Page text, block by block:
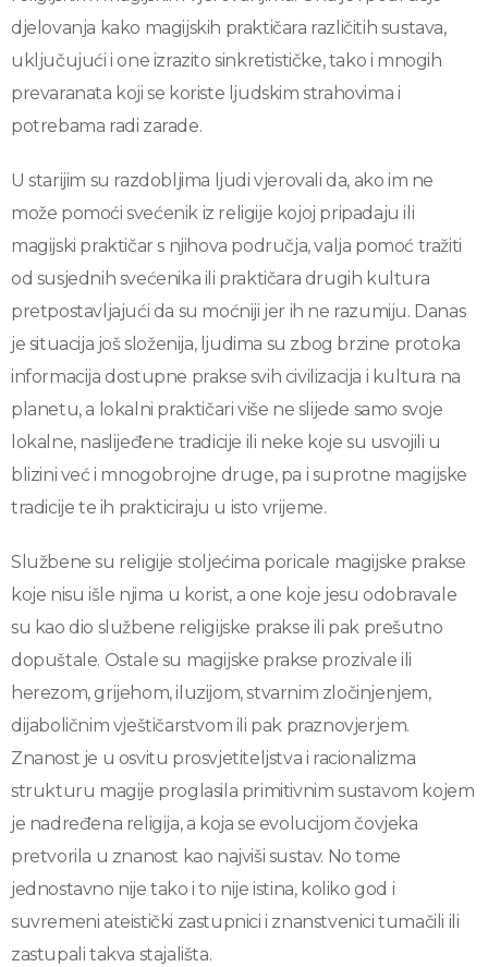
djelovanja kako magijskih praktičara različitih sustava,
uključujući i one izrazito sinkretističke, tako i mnogih
prevaranata koji se koriste ljudskim strahovima i
potrebama radi zarade.
U starijim su razdobljima ljudi vjerovali da, ako im ne
može pomoći svećenik iz religije kojoj pripadaju ili
magijski praktičar s njihova područja, valja pomoć tražiti
od susjednih svećenika ili praktičara drugih kultura
pretpostavljajući da su moćniji jer ih ne razumiju. Danas
je situacija još složenija, ljudima su zbog brzine protoka
informacija dostupne prakse svih civilizacija i kultura na
planetu, a lokalni praktičari više ne slijede samo svoje
lokalne, naslijeđene tradicije ili neke koje su usvojili u
blizini već i mnogobrojne druge, pa i suprotne magijske
tradicije te ih prakticiraju u isto vrijeme.
Službene su religije stoljećima poricale magijske prakse
koje nisu išle njima u korist, a one koje jesu odobravale
su kao dio službene religijske prakse ili pak prešutno
dopuštale. Ostale su magijske prakse prozivale ili
herezom, grijehom, iluzijom, stvarnim zločinjenjem,
dijaboličnim vještičarstvom ili pak praznovjerjem.
Znanost je u osvitu prosvjetiteljstva i racionalizma
strukturu magije proglasila primitivnim sustavom kojem
je nadređena religija, a koja se evolucijom čovjeka
pretvorila u znanost kao najviši sustav. No tome
jednostavno nije tako i to nije istina, koliko god i
suvremeni ateistički zastupnici i znanstvenici tumačili ili
zastupali takva stajališta.